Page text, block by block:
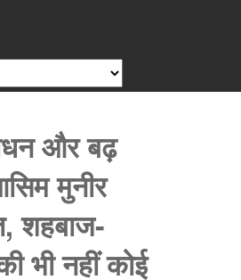
और बढ़
मुनीर
शहबाज-
भी नहीं कोई